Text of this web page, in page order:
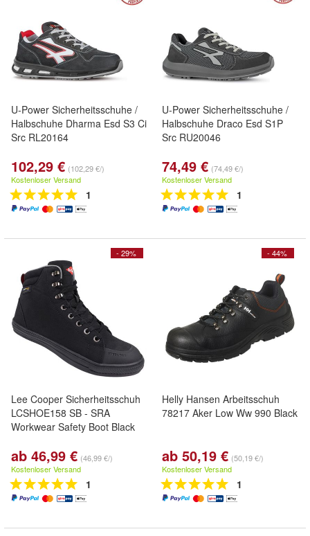
U-Power Sicherheitsschuhe /
Halbschuhe Dharma Esd S3 Ci
Src RL20164
102,29 € (102,29 €/)
Kostenloser Versand
1
U-Power Sicherheitsschuhe /
Halbschuhe Draco Esd S1P
Src RU20046
74,49 € (74,49 €/)
Kostenloser Versand
1
- 29%
Lee Cooper Sicherheitsschuh
LCSHOE158 SB - SRA
Workwear Safety Boot Black
ab 46,99 € (46,99 €/)
Kostenloser Versand
1
- 44%
Helly Hansen Arbeitsschuh
78217 Aker Low Ww 990 Black
ab 50,19 € (50,19 €/)
Kostenloser Versand
1